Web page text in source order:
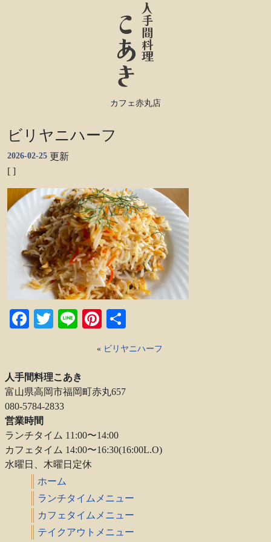
カフェ赤丸店
ビリヤニハーフ
2026-02-25 更新
[ ]
Facebook
TwitterLinePinterest
« ビリヤニハーフ
人手間料理こあき
富山県高岡市福岡町赤丸657
080-5784-2833
営業時間
ランチタイム 11:00〜14:00
カフェタイム 14:00〜16:30(16:00L.O)
水曜日、木曜日定休
ホーム
ランチタイムメニュー
カフェタイムメニュー
テイクアウトメニュー